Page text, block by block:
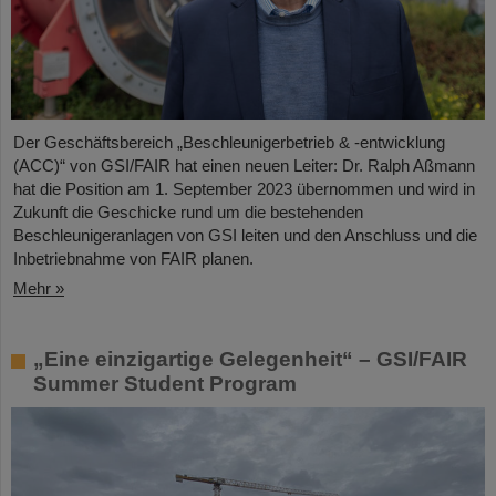
Der Geschäftsbereich „Beschleunigerbetrieb & -entwicklung
(ACC)“ von GSI/FAIR hat einen neuen Leiter: Dr. Ralph Aßmann
hat die Position am 1. September 2023 übernommen und wird in
Zukunft die Geschicke rund um die bestehenden
Beschleunigeranlagen von GSI leiten und den Anschluss und die
Inbetriebnahme von FAIR planen.
Mehr »
„Eine einzigartige Gelegenheit“ – GSI/FAIR
Summer Student Program